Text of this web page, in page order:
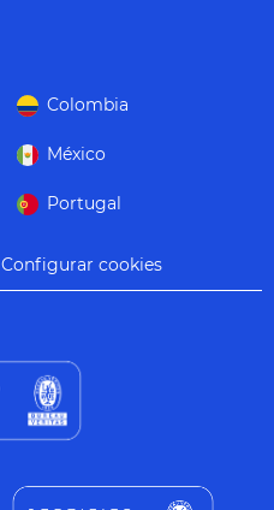
Colombia
México
Portugal
Configurar cookies